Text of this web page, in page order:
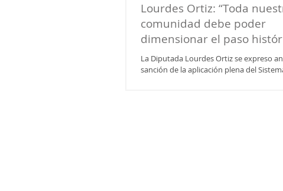
Lourdes Ortiz: “Toda
comunidad debe poder
dimensionar el paso
estamos dando como
La Diputada Lourdes Ortiz se expreso
sanción de la aplicación plena del